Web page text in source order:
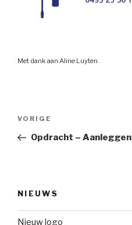
Met dank aan Aline Luyten.
Bericht
Vorig
bericht
VORIGE
Opdracht –
NIEUWS
Nieuw logo